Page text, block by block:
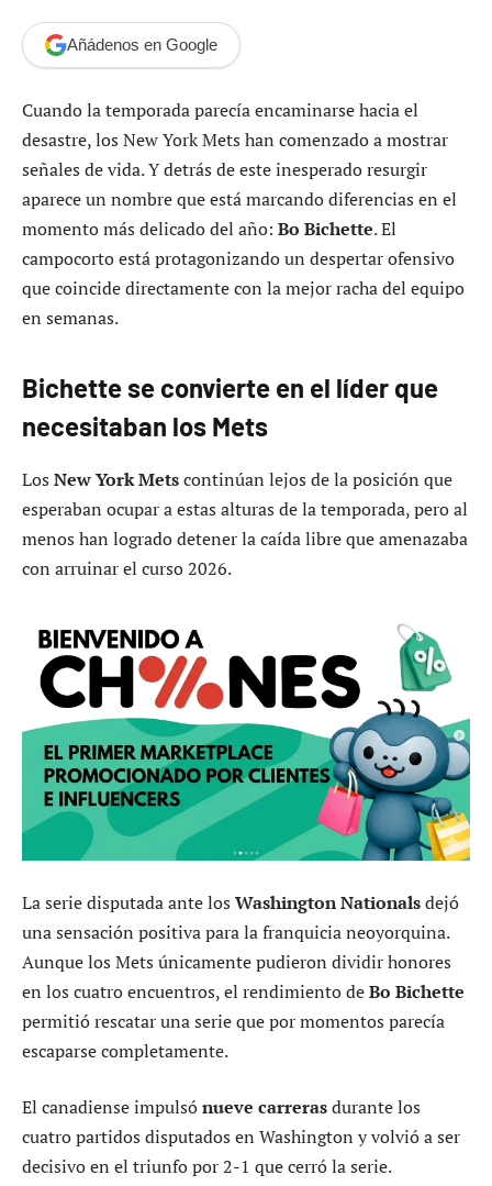
Añádenos en Google
Cuando la temporada parecía encaminarse hacia el
desastre, los New York Mets han comenzado a mostrar
señales de vida. Y detrás de este inesperado resurgir
aparece un nombre que está marcando diferencias en el
momento más delicado del año: Bo Bichette. El
campocorto está protagonizando un despertar ofensivo
que coincide directamente con la mejor racha del equipo
en semanas.
Bichette se convierte en el líder que
necesitaban los Mets
Los New York Metscontinúan lejos de la posición que
esperaban ocupar a estas alturas de la temporada, pero al
menos han logrado detener la caída libre que amenazaba
con arruinar el curso 2026.
La serie disputada ante los Washington Nationalsdejó
una sensación positiva para la franquicia neoyorquina.
Aunque los Mets únicamente pudieron dividir honores
en los cuatro encuentros, el rendimiento deBo Bichette
permitió rescatar una serie que por momentos parecía
escaparse completamente.
El canadiense impulsónueve carrerasdurante los
cuatro partidos disputados en Washington y volvió a ser
decisivo en el triunfo por 2-1 que cerró la serie.